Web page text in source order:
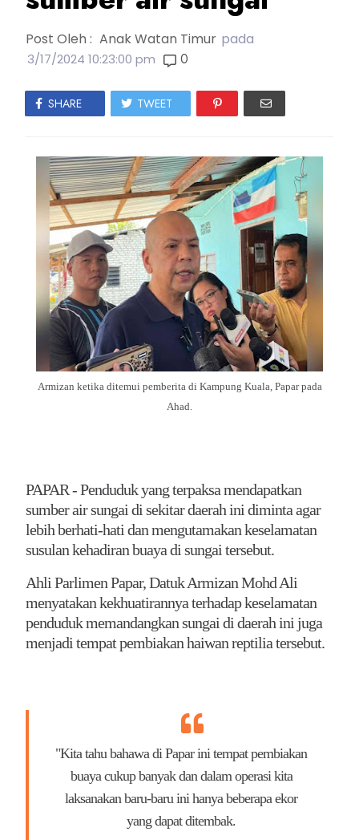
Post Oleh : Anak Watan Timur pada
3/17/2024 10:23:00 pm 0
SHARE TWEET
Armizan ketika ditemui pemberita di Kampung Kuala, Papar pada
Ahad.
PAPAR - Penduduk yang terpaksa mendapatkan
sumber air sungai di sekitar daerah ini diminta agar
lebih berhati-hati dan mengutamakan keselamatan
susulan kehadiran buaya di sungai tersebut.
Ahli Parlimen Papar, Datuk Armizan Mohd Ali
menyatakan kekhuatirannya terhadap keselamatan
penduduk memandangkan sungai di daerah ini juga
menjadi tempat pembiakan haiwan reptilia tersebut.
"Kita tahu bahawa di Papar ini tempat pembiakan
buaya cukup banyak dan dalam operasi kita
laksanakan baru-baru ini hanya beberapa ekor
yang dapat ditembak.